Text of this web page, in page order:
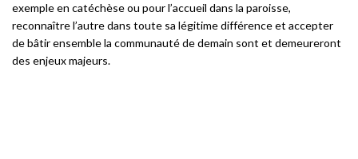
exemple en catéchèse ou pour l’accueil dans la paroisse,
reconnaître l’autre dans toute sa légitime différence et accepter
de bâtir ensemble la communauté de demain sont et demeureront
des enjeux majeurs.